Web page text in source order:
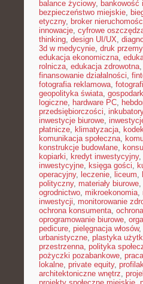
balance życiowy, bankowość
bezpieczeństwo miejskie,
etyczny, broker
innowacje, cyfrowe
thinking, design UI/UX,
3d w medycynie, druk
edukacja ekonomiczna,
rolnicza, edukacja zdrowotna,
finansowanie działalności,
fotografia reklamowa,
geopolityka świata,
logiczne, hardware PC,
przedsiębiorczości,
inwestycje biurowe,
płatnicze, klimatyzacja,
komunikacja społeczna,
konstrukcje budowlane,
kopiarki, kredyt inwestycyjny,
inwestycyjne, księga gości,
operacyjny, leczenie, liceum,
polityczny, materiały biurowe,
ogrodnictwo, mikroekonomia,
inwestycji, monitorowanie
ochrona konsumenta,
oprogramowanie biurowe,
pedicure, pielęgnacja włosów,
urbanistyczne, plastyka
przestrzenna, polityka
pożyczki pozabankowe,
lokalne, private equity,
architektoniczne wnętrz,